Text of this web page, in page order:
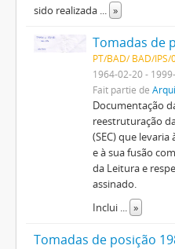
sido realizada ... »
Tomadas de
PT/BAD/ BAD/IPS/
1964-02-20 -
Fait partie de
Documentação
reestruturação
(SEC) que
e à sua fusão
da Leitura e
assinado.
Inclui ... »
Tomadas de posição